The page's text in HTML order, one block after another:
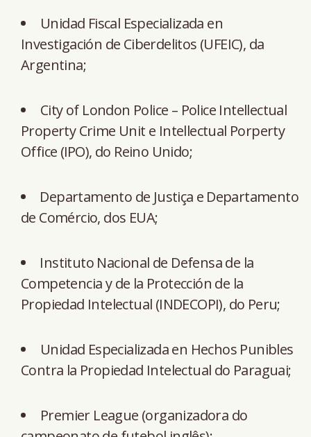
Unidad Fiscal Especializada en
Investigación de Ciberdelitos (UFEIC), da
Argentina;
City of London Police – Police Intellectual
Property Crime Unit e Intellectual Porperty
Office (⁠IPO), do Reino Unido;
⁠Departamento de Justiça e ⁠Departamento
de Comércio, dos EUA;
⁠Instituto Nacional de Defensa de la
Competencia y de la Protección de la
Propiedad Intelectual (INDECOPI), do Peru;
Unidad Especializada en Hechos Punibles
Contra la Propiedad Intelectual do Paraguai;
Premier League (organizadora do